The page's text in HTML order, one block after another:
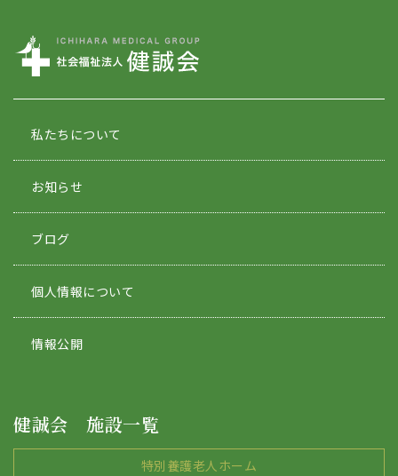
私たちについて
お知らせ
ブログ
個人情報について
情報公開
健誠会 施設一覧
特別養護老人ホーム